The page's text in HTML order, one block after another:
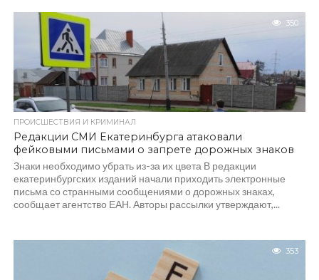
350
ПРОИСШЕСТВИЯ И КРИМИНАЛ
Редакции СМИ Екатеринбурга атаковали
фейковыми письмами о запрете дорожных знаков
Знаки необходимо убрать из-за их цвета В редакции
екатеринбургских изданий начали приходить электронные
письма со странными сообщениями о дорожных знаках,
сообщает агентство ЕАН. Авторы рассылки утверждают,...
353